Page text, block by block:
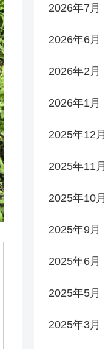
2026年7月
2026年6月
2026年2月
2026年1月
2025年12月
2025年11月
2025年10月
2025年9月
2025年6月
2025年5月
2025年3月